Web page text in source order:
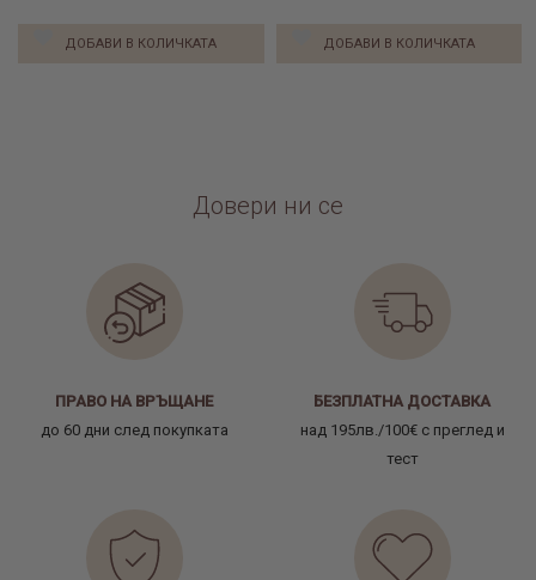
ДОБАВИ В КОЛИЧКАТА ДОБАВИ В КОЛИЧКАТА
Довери ни се
ПРАВО НА ВРЪЩАНЕ
до 60 дни след покупката
БЕЗПЛАТНА ДОСТАВКА
над 195лв./100€ с преглед и
тест